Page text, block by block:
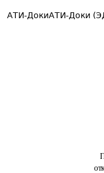
АТИ-ДокиАТИ-Доки